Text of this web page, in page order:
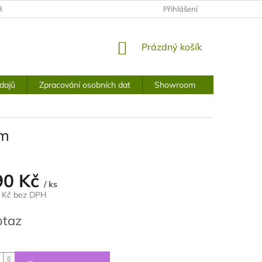
OSOBNÍCH ÚDAJŮ Přihlášení
NÁKUPNÍ
Prázdný košík
Zpracování osobních dat
Showroom
Kč / ks
bez DPH